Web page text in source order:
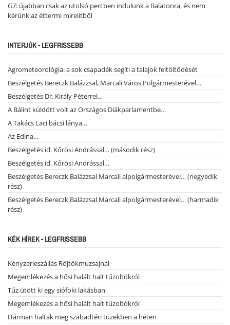
G7: újabban csak az utolsó percben indulunk a Balatonra, és nem
kérünk az éttermi mirelitből
INTERJÚK - LEGFRISSEBB
Agrometeorológia: a sok csapadék segíti a talajok feltöltődését
Beszélgetés Bereczk Balázzsal, Marcali Város Polgármesterével…
Beszélgetés Dr. Király Péterrel…
A Bálint küldött volt az Országos Diákparlamentbe…
A Takács Laci bácsi lánya…
Az Edina…
Beszélgetés id. Kőrösi Andrással… (második rész)
Beszélgetés id. Kőrösi Andrással…
Beszélgetés Bereczk Balázzsal Marcali alpolgármesterével… (negyedik
rész)
Beszélgetés Bereczk Balázzsal Marcali alpolgármesterével… (harmadik
rész)
KÉK HÍREK - LEGFRISSEBB
Kényzerleszállás Röjtökmuzsajnál
Megemlékezés a hősi halált halt tűzoltókról
Tűz ütött ki egy siófoki lakásban
Megemlékezés a hősi halált halt tűzoltókról
Hárman haltak meg szabadtéri tüzekben a héten